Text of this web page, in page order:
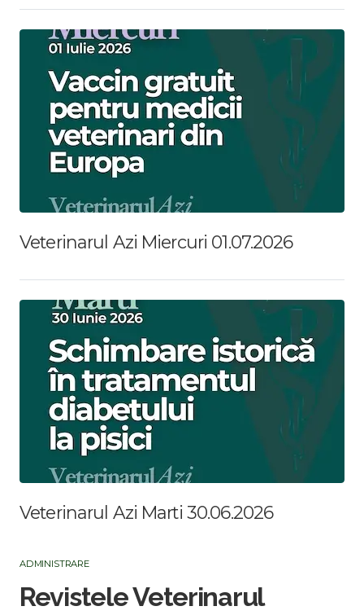
Veterinarul Azi Miercuri 01.07.2026
Veterinarul Azi Marti 30.06.2026
ADMINISTRARE
Revistele Veterinarul